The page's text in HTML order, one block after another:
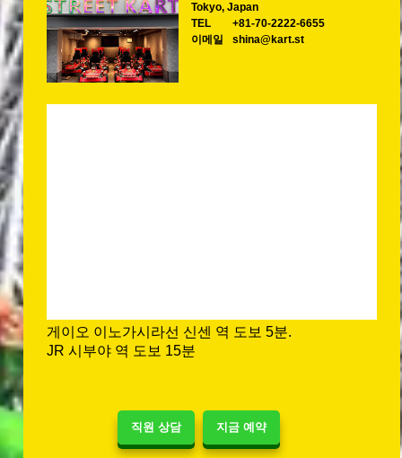
직원 상담 지금 예약
Tokyo, Japan
TEL
+81-70-2222-6655
이메일
shina@kart.st
게이오 이노가시라선 신센 역 도보 5분.
JR 시부야 역 도보 15분